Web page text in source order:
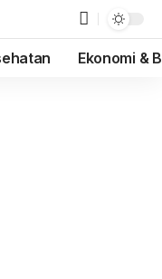
Ekonomi &